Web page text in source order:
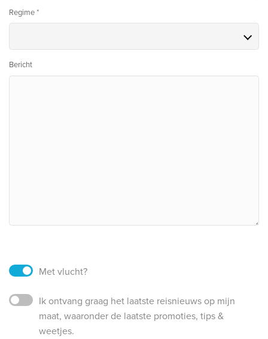
Regime *
Bericht
Met vlucht?
Ik ontvang graag het laatste reisnieuws op mijn
maat, waaronder de laatste promoties, tips &
weetjes.